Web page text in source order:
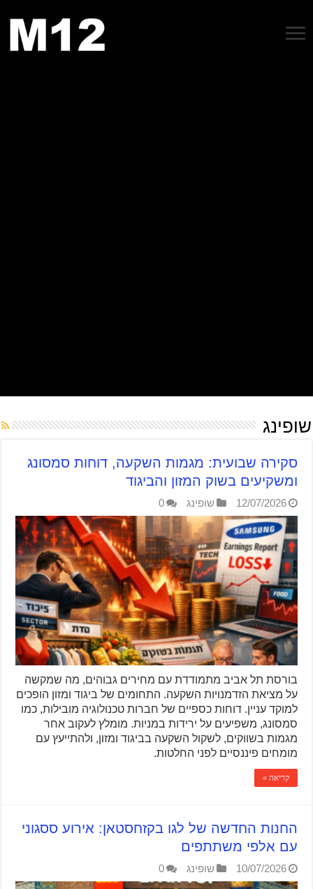
שופינג
סקירה שבועית: מגמות השקעה, דוחות סמסונג
ומשקיעים בשוק המזון והביגוד
12/07/2026 שופינג 0
בורסת תל אביב מתמודדת עם מחירים גבוהים, מה שמקשה
על מציאת הזדמנויות השקעה. התחומים של ביגוד ומזון הופכים
למוקד עניין. דוחות כספיים של חברות טכנולוגיה מובילות, כמו
סמסונג, משפיעים על ירידות במניות. מומלץ לעקוב אחר
מגמות בשווקים, לשקול השקעה בביגוד ומזון, ולהתייעץ עם
מומחים פיננסיים לפני החלטות.
קריאה »
החנות החדשה של לגו בקזחסטאן: אירוע ססגוני
עם אלפי משתתפים
10/07/2026 שופינג 0